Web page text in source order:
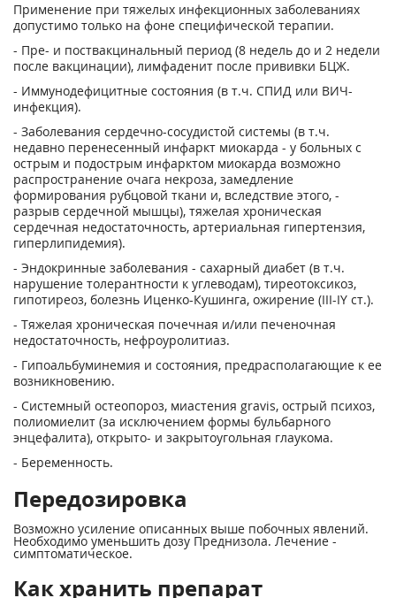
Применение при тяжелых инфекционных заболеваниях
допустимо только на фоне специфической терапии.
- Пре- и поствакцинальный период (8 недель до и 2 недели
после вакцинации), лимфаденит после прививки БЦЖ.
- Иммунодефицитные состояния (в т.ч. СПИД или ВИЧ-
инфекция).
- Заболевания сердечно-сосудистой системы (в т.ч.
недавно перенесенный инфаркт миокарда - у больных с
острым и подострым инфарктом миокарда возможно
распространение очага некроза, замедление
формирования рубцовой ткани и, вследствие этого, -
разрыв сердечной мышцы), тяжелая хроническая
сердечная недостаточность, артериальная гипертензия,
гиперлипидемия).
- Эндокринные заболевания - сахарный диабет (в т.ч.
нарушение толерантности к углеводам), тиреотоксикоз,
гипотиреоз, болезнь Иценко-Кушинга, ожирение (III-IY ст.).
- Тяжелая хроническая почечная и/или печеночная
недостаточность, нефроуролитиаз.
- Гипоальбуминемия и состояния, предрасполагающие к ее
возникновению.
- Системный остеопороз, миастения gravis, острый психоз,
полиомиелит (за исключением формы бульбарного
энцефалита), открыто- и закрытоугольная глаукома.
- Беременность.
Передозировка
Возможно усиление описанных выше побочных явлений.
Необходимо уменьшить дозу Преднизола. Лечение -
симптоматическое.
Как хранить препарат